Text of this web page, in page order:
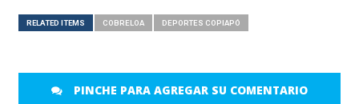
RELATED ITEMS COBRELOA DEPORTES COPIAPÓ
PINCHE PARA AGREGAR SU COMENTARIO